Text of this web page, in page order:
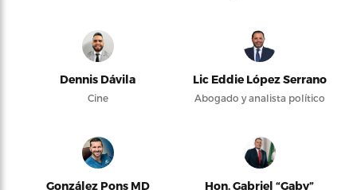
Dennis Dávila
Cine
Lic Eddie López Serrano
Abogado y analista político
González Pons MD
Hon. Gabriel “Gaby”